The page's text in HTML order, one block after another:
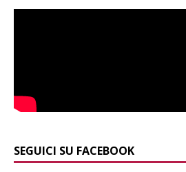
SEGUICI SU FACEBOOK